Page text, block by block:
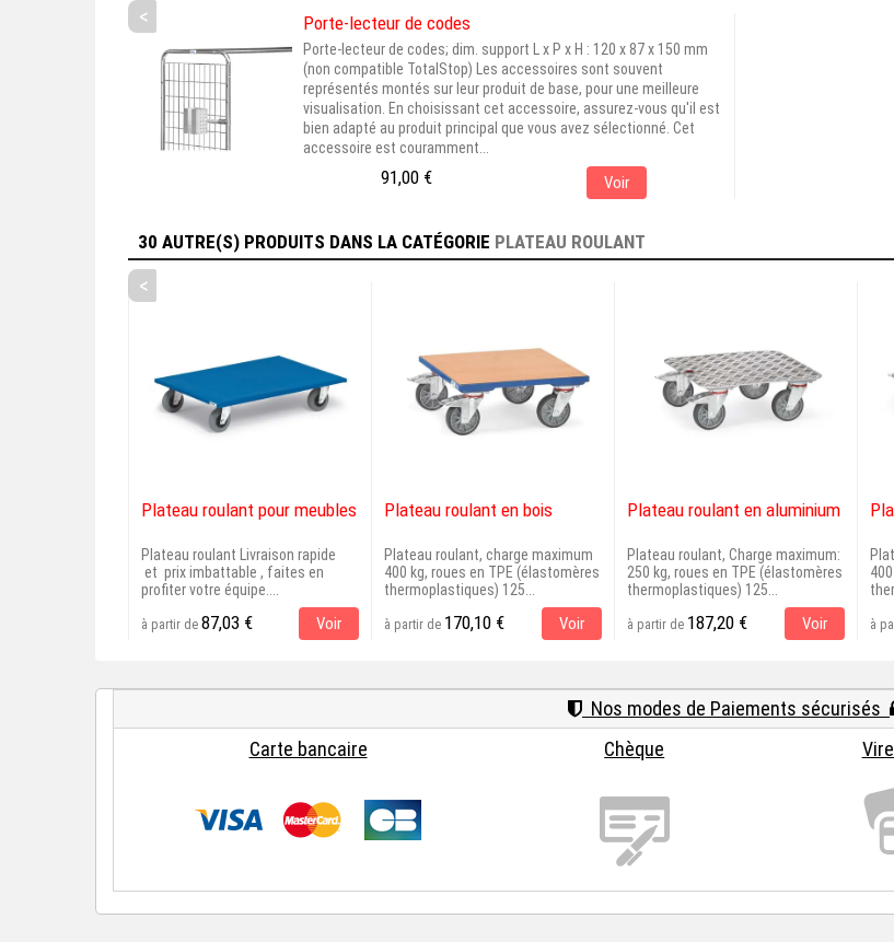
< Porte-lecteur de codes
Porte-lecteur de codes; dim. support L x P x H : 120 x 87 x 150 mm
(non compatible TotalStop) Les accessoires sont souvent
représentés montés sur leur produit de base, pour une meilleure
visualisation. En choisissant cet accessoire, assurez-vous qu'il est
bien adapté au produit principal que vous avez sélectionné. Cet
accessoire est couramment...
91,00 € Voir
30 AUTRE(S) PRODUITS DANS LA CATÉGORIE PLATEAU ROULANT
<
Plateau roulant pour meubles
Plateau roulant Livraison rapide
et prix imbattable , faites en
profiter votre équipe....
à partir de87,03 € Voir
Plateau roulant en bois
Plateau roulant, charge maximum
400 kg, roues en TPE (élastomères
thermoplastiques) 125...
à partir de 170,10 € Voir
Plateau roulant en aluminium
Plateau roulant, Charge maximum:
250 kg, roues en TPE (élastomères
thermoplastiques) 125...
à partir de 187,20 € Voir à
Nos modes de Paiements sécurisés
Carte bancaire
Chèque